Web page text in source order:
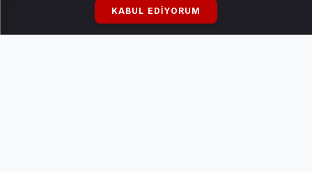
KABUL EDIYORUM